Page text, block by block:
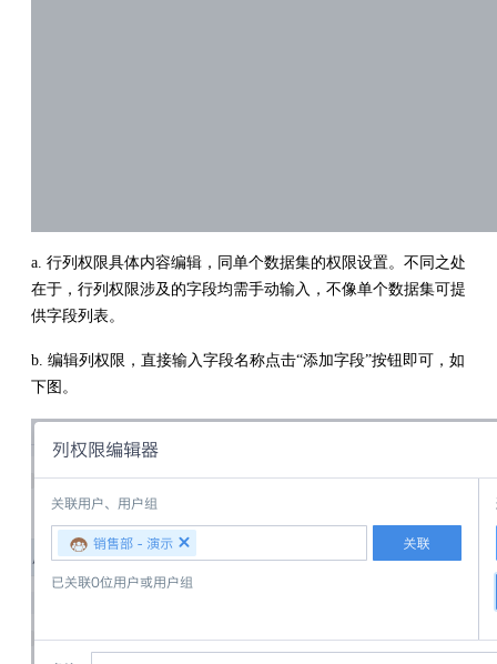
a. 行列权限具体内容编辑，同单个数据集的权限设置。不同之处
在于，行列权限涉及的字段均需手动输入，不像单个数据集可提
供字段列表。
b. 编辑列权限，直接输入字段名称点击“添加字段”按钮即可，如
下图。